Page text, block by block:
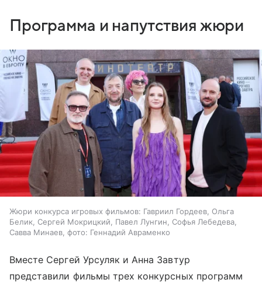
Программа и напутствия жюри
Жюри конкурса игровых фильмов: Гавриил Гордеев, Ольга
Белик, Сергей Мокрицкий, Павел Лунгин, Софья Лебедева,
Савва Минаев, фото: Геннадий Авраменко
Вместе Сергей Урсуляк и Анна Завтур
представили фильмы трех конкурсных программ